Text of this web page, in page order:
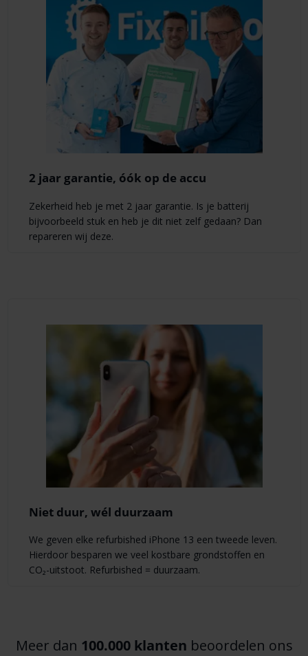
2 jaar garantie, óók op de accu
Zekerheid heb je met 2 jaar garantie. Is je batterij
bijvoorbeeld stuk en heb je dit niet zelf gedaan? Dan
repareren wij deze.
Niet duur, wél duurzaam
We geven elke refurbished iPhone 13 een tweede leven.
Hierdoor besparen we veel kostbare grondstoffen en
CO₂-uitstoot. Refurbished = duurzaam.
Meer dan 100.000 klanten beoordelen ons